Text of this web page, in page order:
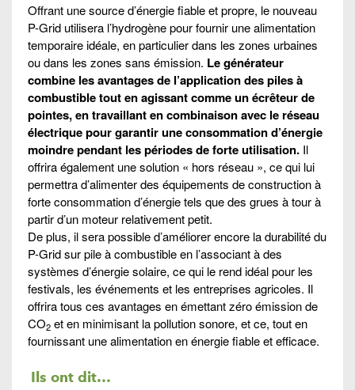
Offrant une source d’énergie fiable et propre, le nouveau
P-Grid utilisera l’hydrogène pour fournir une alimentation
temporaire idéale, en particulier dans les zones urbaines
ou dans les zones sans émission. Le générateur
combine les avantages de l’application des piles à
combustible tout en agissant comme un écrêteur de
pointes, en travaillant en combinaison avec le réseau
électrique pour garantir une consommation d’énergie
moindre pendant les périodes de forte utilisation. Il
offrira également une solution « hors réseau », ce qui lui
permettra d’alimenter des équipements de construction à
forte consommation d’énergie tels que des grues à tour à
partir d’un moteur relativement petit.
De plus, il sera possible d’améliorer encore la durabilité du
P-Grid sur pile à combustible en l’associant à des
systèmes d’énergie solaire, ce qui le rend idéal pour les
festivals, les événements et les entreprises agricoles. Il
offrira tous ces avantages en émettant zéro émission de
CO2 et en minimisant la pollution sonore, et ce, tout en
fournissant une alimentation en énergie fiable et efficace.
Ils ont dit…